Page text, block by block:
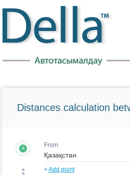
Distances calculation
A From
+Add point